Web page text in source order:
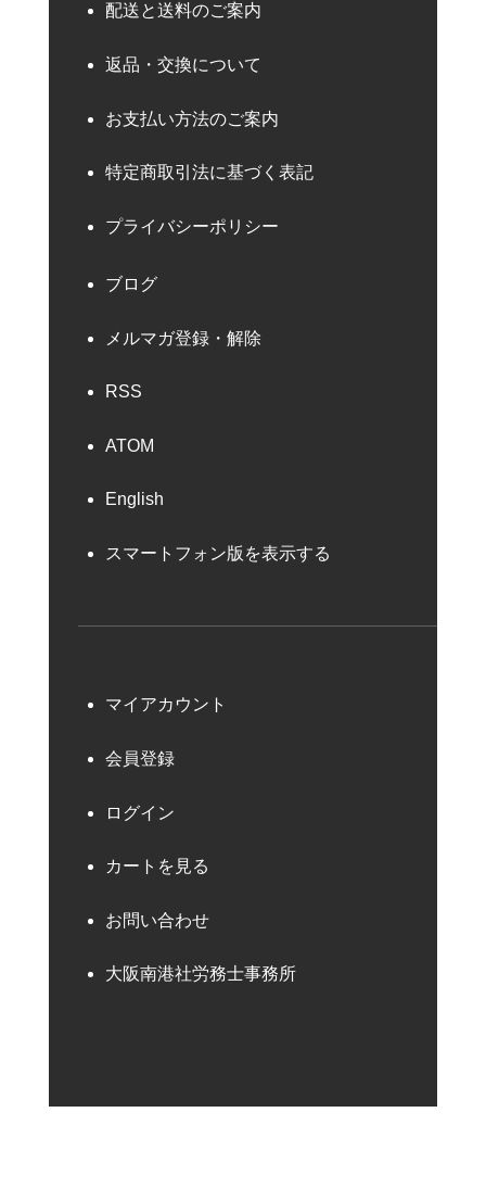
配送と送料のご案内
返品・交換について
お支払い方法のご案内
特定商取引法に基づく表記
プライバシーポリシー
ブログ
メルマガ登録・解除
RSS
ATOM
English
スマートフォン版を表示する
マイアカウント
会員登録
ログイン
カートを見る
お問い合わせ
大阪南港社労務士事務所